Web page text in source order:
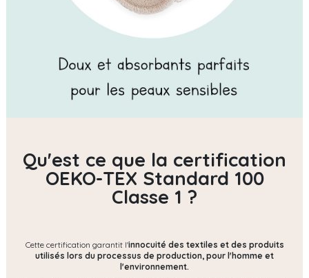
Qu'est ce que la certification
OEKO-TEX Standard 100
Classe 1 ?
Cette certification garantit l'innocuité des textiles et des produits
utilisés lors du processus de production, pour l'homme et
l'environnement.